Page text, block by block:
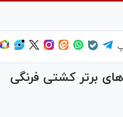
برتر کشتی فرنگی